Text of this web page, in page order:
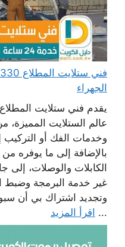
الجهراء
يقدم فني ستلايت
عالم الستلايت المميزة،
وخدمات الفك أو التركيب
بالإضافة إلى ما يوفره
الكابلات والوصلات، إلى
غير خدمة البرمجة وضبط
وتجديد اشتراك بي أن
... اقرأ المزيد